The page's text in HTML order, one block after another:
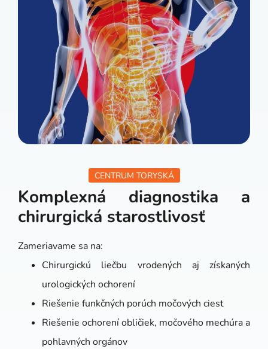
CENTRUM TORYSKÁ
Komplexná diagnostika a
chirurgická starostlivosť
Zameriavame sa na:
Chirurgickú liečbu vrodených aj získaných
urologických ochorení
Riešenie funkčných porúch močových ciest
Riešenie ochorení obličiek, močového mechúra a
pohlavných orgánov